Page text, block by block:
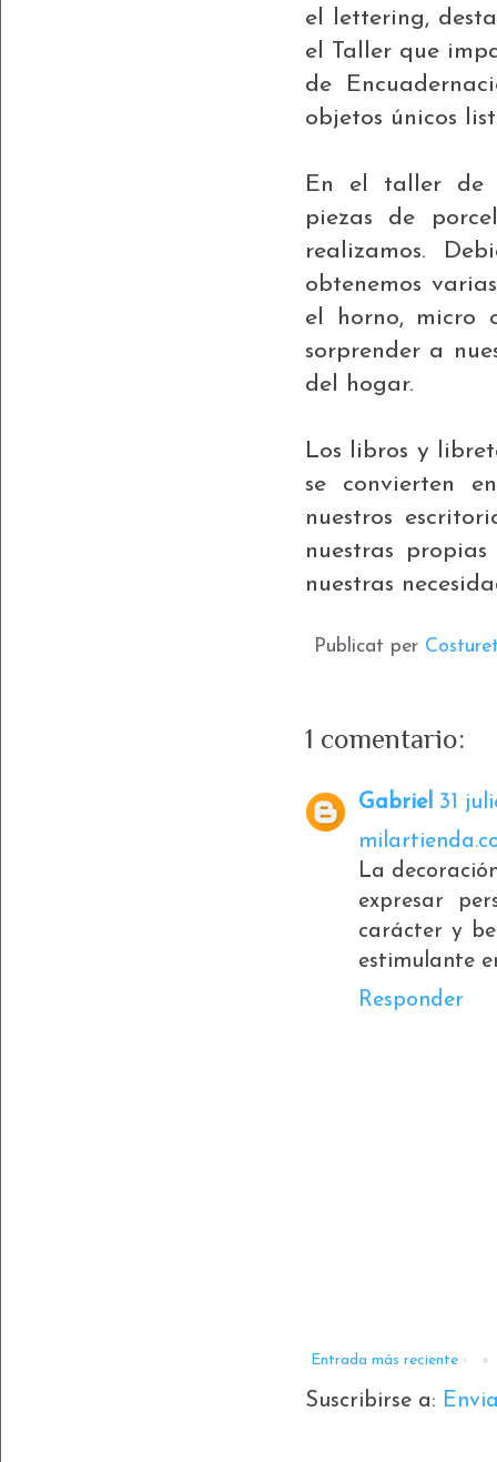
el lettering,
el Taller que
de
objetos únicos
En el taller de
piezas de
realizamos.
obtenemos
el horno, micro
sorprender a
del hogar.
Los libros y
se convierten
nuestros
nuestras
nuestras
Publicat per
1 comentario:
Gabriel 31
La
expresar
carácter y
estimulante
Responder
Entrada más reciente
Suscribirse a: